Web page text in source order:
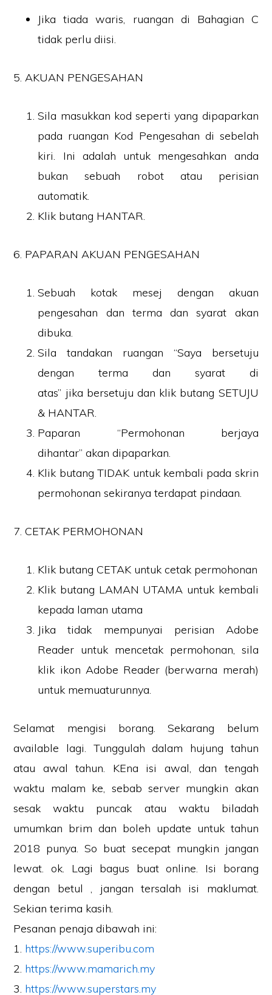
Jika tiada waris, ruangan di Bahagian C
tidak perlu diisi.
5. AKUAN PENGESAHAN
Sila masukkan kod seperti yang dipaparkan
pada ruangan Kod Pengesahan di sebelah
kiri. Ini adalah untuk mengesahkan anda
bukan sebuah robot atau perisian
automatik.
Klik butang HANTAR.
6. PAPARAN AKUAN PENGESAHAN
Sebuah kotak mesej dengan akuan
pengesahan dan terma dan syarat akan
dibuka.
Sila tandakan ruangan “Saya bersetuju
dengan terma dan syarat di
atas” jika bersetuju dan klik butang SETUJU
& HANTAR.
Paparan “Permohonan berjaya
dihantar” akan dipaparkan.
Klik butang TIDAK untuk kembali pada skrin
permohonan sekiranya terdapat pindaan.
7. CETAK PERMOHONAN
Klik butang CETAK untuk cetak permohonan
Klik butang LAMAN UTAMA untuk kembali
kepada laman utama
Jika tidak mempunyai perisian Adobe
Reader untuk mencetak permohonan, sila
klik ikon Adobe Reader (berwarna merah)
untuk memuaturunnya.
Selamat mengisi borang. Sekarang belum
available lagi. Tunggulah dalam hujung tahun
atau awal tahun. KEna isi awal, dan tengah
waktu malam ke, sebab server mungkin akan
sesak waktu puncak atau waktu biladah
umumkan brim dan boleh update untuk tahun
2018 punya. So buat secepat mungkin jangan
lewat. ok. Lagi bagus buat online. Isi borang
dengan betul , jangan tersalah isi maklumat.
Sekian terima kasih.
Pesanan penaja dibawah ini:
1. https://www.superibu.com
2. https://www.mamarich.my
3. https://www.superstars.my